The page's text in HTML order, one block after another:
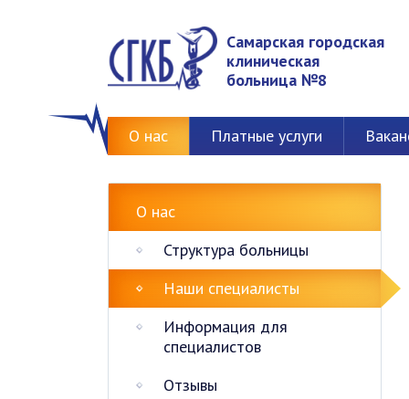
Самарская городская
клиническая
больница №8
О нас Платные услуги
О нас
Структура больницы
Наши специалисты
Информация для
специалистов
Отзывы